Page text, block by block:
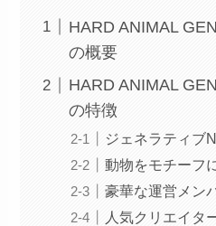
HARD ANIMAL
の概要
HARD ANIMAL
の特徴
ジェネラティブ
動物をモチーフ
豪華な運営メン
人気クリエイタ